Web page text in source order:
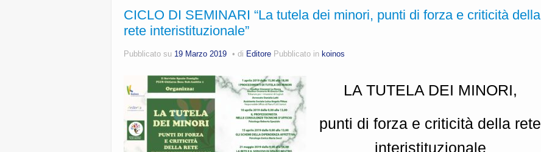
CICLO DI SEMINARI “La tutela dei minori, punti di forza e criticità della
rete interistituzionale”
Pubblicato su 19 Marzo 2019 di Editore Pubblicato in koinos
LA TUTELA DEI MINORI,
punti di forza e criticità della rete
interistituzionale